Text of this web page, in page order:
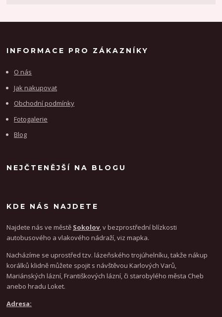
INFORMACE PRO ZÁKAZNÍKY
O nás
Jak nakupovat
Obchodní podmínky
Fotogalerie
Blog
NEJČTENĚJŠÍ NA BLOGU
KDE NÁS NAJDETE
Najdete nás ve městě Sokolov, v bezprostřední blízkosti
autobusového a vlakového nádraží, viz mapka.
Nacházíme se uprostřed tzv. lázeňského trojúhelníku, takže nákup
korálků klidně můžete spojit s návštěvou Karlových Varů,
Mariánských lázní, Františkových lázní, či starobylého města Cheb
anebo hradu Loket.
Adresa: